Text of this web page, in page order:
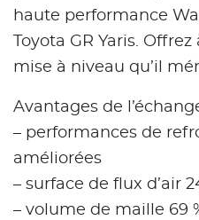
haute performance
Toyota GR Yaris.
mise à niveau qu’il
Avantages de
– performances de
améliorées
– surface de flux d’air
– volume de maille 69